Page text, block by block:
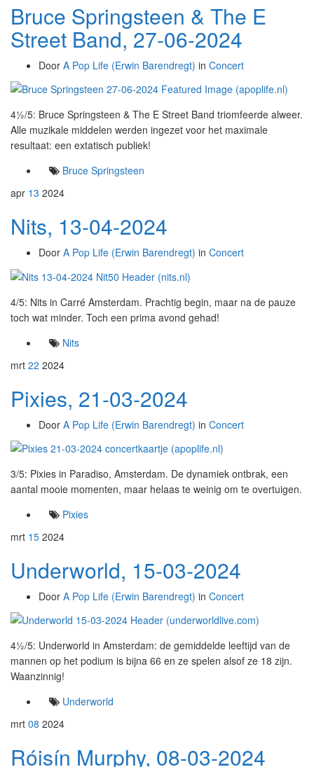
Bruce Springsteen & The E
Street Band, 27-06-2024
Door A Pop Life (Erwin Barendregt) in Concert
4½/5: Bruce Springsteen & The E Street Band triomfeerde alweer.
Alle muzikale middelen werden ingezet voor het maximale
resultaat: een extatisch publiek!
Bruce Springsteen
apr 13 2024
Nits, 13-04-2024
Door A Pop Life (Erwin Barendregt) in Concert
4/5: Nits in Carré Amsterdam. Prachtig begin, maar na de pauze
toch wat minder. Toch een prima avond gehad!
Nits
mrt 22 2024
Pixies, 21-03-2024
Door A Pop Life (Erwin Barendregt) in Concert
3/5: Pixies in Paradiso, Amsterdam. De dynamiek ontbrak, een
aantal mooie momenten, maar helaas te weinig om te overtuigen.
Pixies
mrt 15 2024
Underworld, 15-03-2024
Door A Pop Life (Erwin Barendregt) in Concert
4½/5: Underworld in Amsterdam: de gemiddelde leeftijd van de
mannen op het podium is bijna 66 en ze spelen alsof ze 18 zijn.
Waanzinnig!
Underworld
mrt 08 2024
Róisín Murphy, 08-03-2024